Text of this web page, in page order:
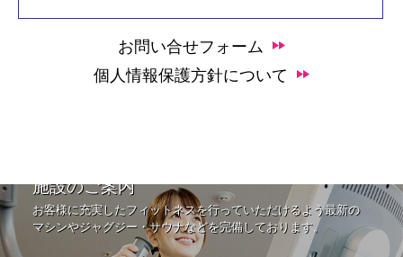
お問い合せフォーム
個人情報保護方針について
施設のご案内
お客様に充実したフィットネスを行っていただけるよう最新の
マシンやジャグジー・サウナなどを完備しております。